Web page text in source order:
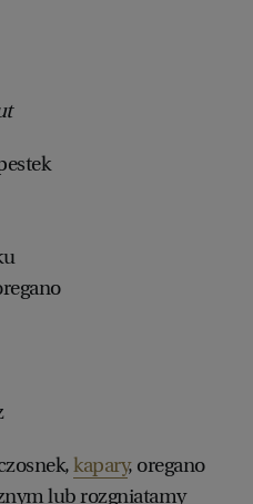
kapary, oregano
lub rozgniatamy